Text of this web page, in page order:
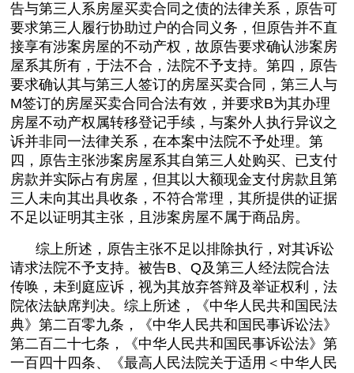
告与第三人系房屋买卖合同之债的法律关系，原告可
要求第三人履行协助过户的合同义务，但原告并不直
接享有涉案房屋的不动产权，故原告要求确认涉案房
屋系其所有，于法不合，法院不予支持。第四，原告
要求确认其与第三人签订的房屋买卖合同，第三人与
M签订的房屋买卖合同合法有效，并要求B为其办理
房屋不动产权属转移登记手续，与案外人执行异议之
诉并非同一法律关系，在本案中法院不予处理。第
四，原告主张涉案房屋系其自第三人处购买、已支付
房款并实际占有房屋，但其以大额现金支付房款且第
三人未向其出具收条，不符合常理，其所提供的证据
不足以证明其主张，且涉案房屋不属于商品房。
综上所述，原告主张不足以排除执行，对其诉讼
请求法院不予支持。被告B、Q及第三人经法院合法
传唤，未到庭应诉，视为其放弃答辩及举证权利，法
院依法缺席判决。综上所述，《中华人民共和国民法
典》第二百零九条，《中华人民共和国民事诉讼法》
第二百二十七条，《中华人民共和国民事诉讼法》第
一百四十四条、《最高人民法院关于适用＜中华人民